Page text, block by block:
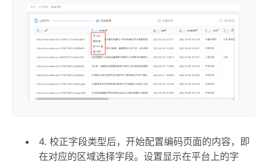
4. 校正字段类型后，开始配置编码页面的内容，即
在对应的区域选择字段。设置显示在平台上的字